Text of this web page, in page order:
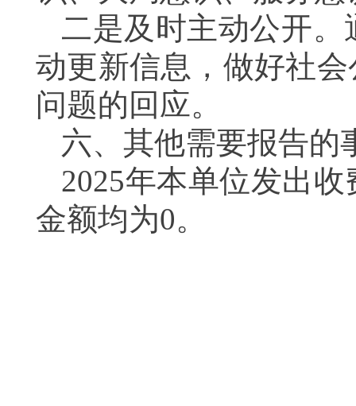
二是及时主动公开
动更新信息，做好社
问题的回应。
六、其他需要报告的
2025年本单位发出
金额均为0。